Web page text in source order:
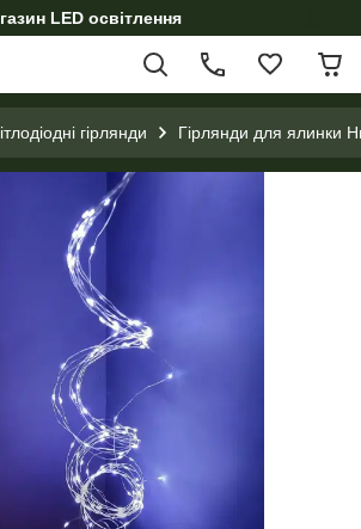
LED освітлення
гірлянди Гірлянди для ялинки